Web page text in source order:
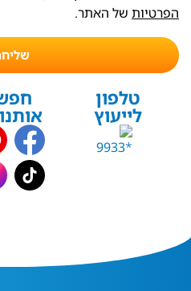
הפרטיות של האתר.
טלפון
לייעוץ